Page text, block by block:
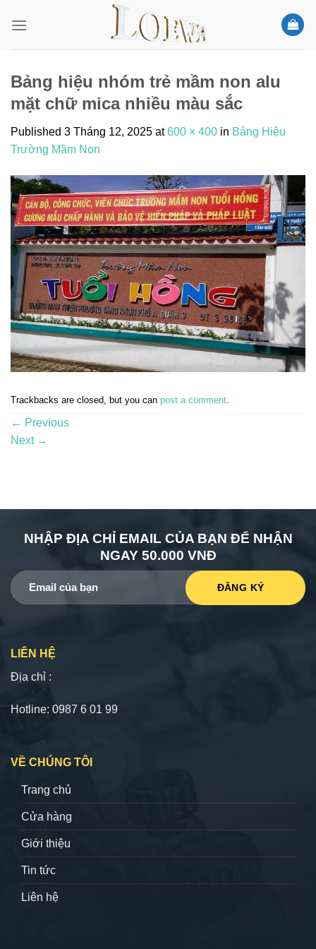
Bảng hiệu nhóm trẻ mầm non alu
mặt chữ mica nhiều màu sắc
Published 3 Tháng 12, 2025 at600 × 400 in Bảng Hiệu
Trường Mầm Non
Trackbacks are closed, but you can post a comment.
← Previous
Next →
NHẬP ĐỊA CHỈ EMAIL CỦA BẠN ĐỂ NHẬN
NGAY 50.000 VNĐ
LIÊN HỆ
Địa chỉ :
Hotline: 0987 6 01 99
VỀ CHÚNG TÔI
Trang chủ
Cửa hàng
Giới thiệu
Tin tức
Liên hệ